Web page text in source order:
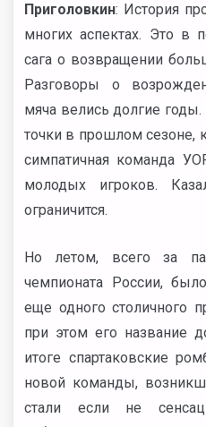
Приголовкин: История
многих аспектах. Это в
сага о возвращении
Разговоры о
мяча велись долгие
точки в прошлом сезоне,
симпатичная команда
молодых игроков.
ограничится.
Но летом, всего за
чемпионата России,
еще одного столичного
при этом его название
итоге спартаковские
новой команды,
стали если не